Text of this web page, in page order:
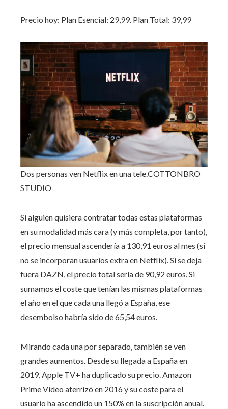
Precio hoy: Plan Esencial: 29,99. Plan Total: 39,99
Dos personas ven Netflix en una tele.COTTONBRO
STUDIO
‌Si alguien quisiera contratar todas estas plataformas
en su modalidad más cara (y más completa, por tanto),
el precio mensual ascendería a 130,91 euros al mes (si
no se incorporan usuarios extra en Netflix). Si se deja
fuera DAZN, el precio total sería de 90,92 euros. Si
sumamos el coste que tenían las mismas plataformas
el año en el que cada una llegó a España, ese
desembolso habría sido de 65,54 euros.
Mirando cada una por separado, también se ven
grandes aumentos. Desde su llegada a España en
2019, Apple TV+ ha duplicado su precio. Amazon
Prime Video aterrizó en 2016 y su coste para el
usuario ha ascendido un 150% en la suscripción anual.